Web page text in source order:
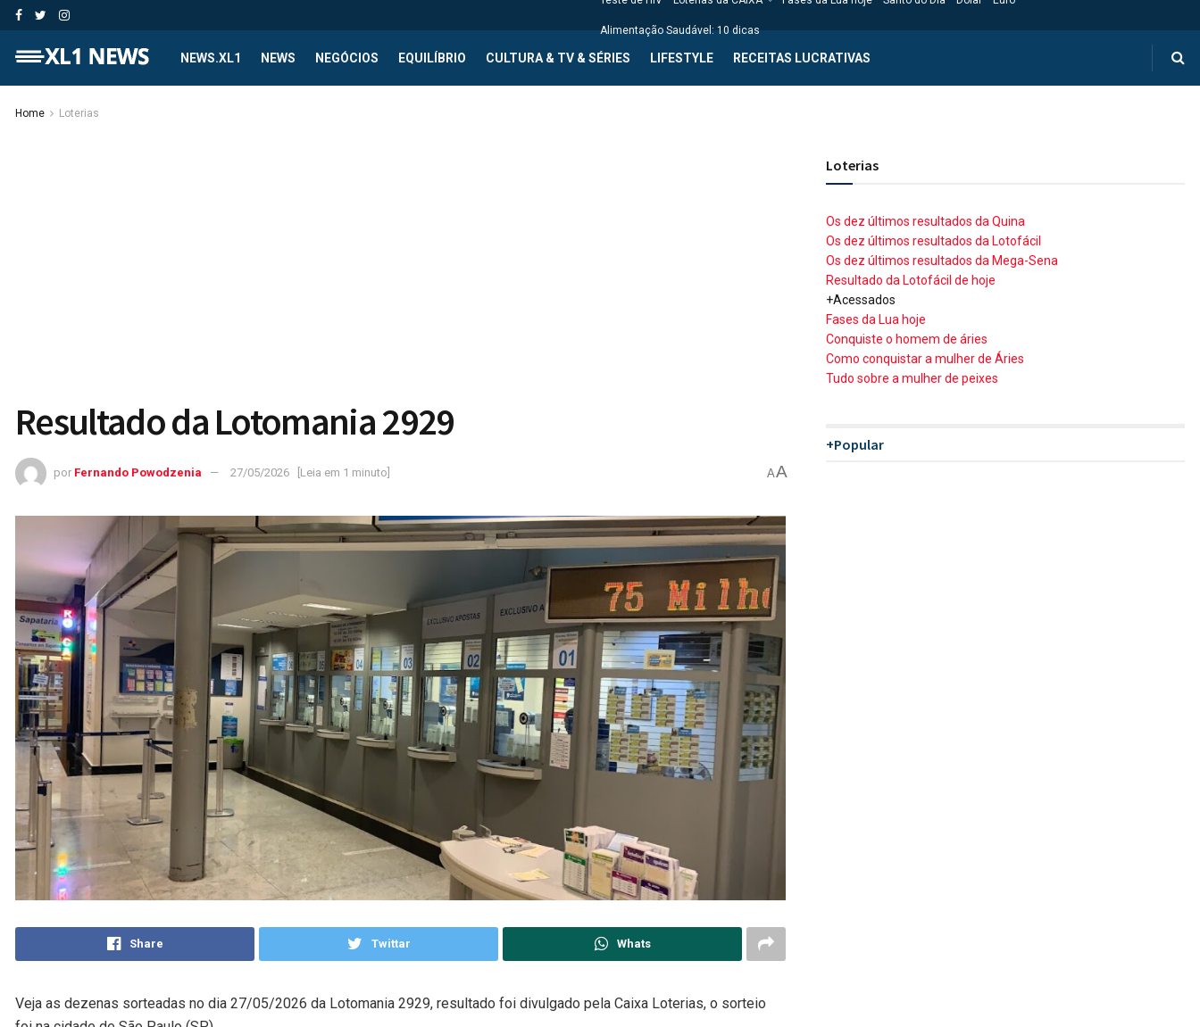
Alimentação Saudável: 10 dicas
NEWS.XL1 NEWS NEGÓCIOS EQUILÍBRIO CULTURA & TV & SÉRIES LIFESTYLE RECEITAS LUCRATIVAS
Home Loterias
Resultado da Lotomania 2929
por Fernando Powodzenia 27/05/2026 [Leia em 1 minuto] AA
Share Twittar Whats
Veja as dezenas sorteadas no dia 27/05/2026 da Lotomania 2929, resultado foi divulgado pela Caixa Loterias, o sorteio
Loterias
Os dez últimos resultados da Quina
Os dez últimos resultados da Lotofácil
Os dez últimos resultados da Mega-Sena
Resultado da Lotofácil de hoje
+Acessados
Fases da Lua hoje
Conquiste o homem de áries
Como conquistar a mulher de Áries
Tudo sobre a mulher de peixes
+Popular